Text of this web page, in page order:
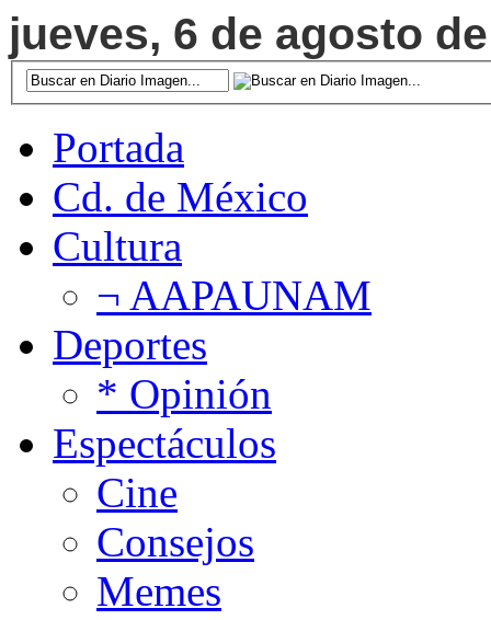
jueves, 6 de agosto
Portada
Cd. de México
Cultura
¬ AAPAUNAM
Deportes
* Opinión
Espectáculos
Cine
Consejos
Memes